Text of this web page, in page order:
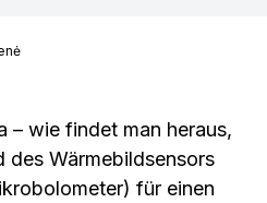
– wie findet man heraus,
des Wärmebildsensors
für einen